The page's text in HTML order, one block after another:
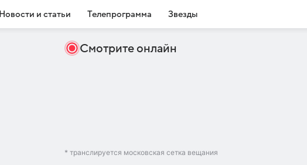
Новости и статьи Телепрограмма Звезды
Смотрите онлайн
* транслируется московская сетка вещания